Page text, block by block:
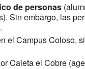
de personas
Sin embargo, las
el Campus
Caleta el Cobre